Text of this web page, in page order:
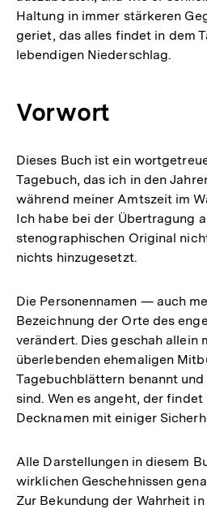
Haltung in immer stärkeren
geriet, das alles findet in dem
lebendigen Niederschlag.
Vorwort
Dieses Buch ist ein
Tagebuch, das ich in den
während meiner Amtszeit im
Ich habe bei der Übertragung
stenographischen Original
nichts hinzugesetzt.
Die Personennamen — auch
Bezeichnung der Orte des
verändert. Dies geschah allein
überlebenden ehemaligen
Tagebuchblättern benannt
sind. Wen es angeht, der
Decknamen mit einiger
Alle Darstellungen in diesem
wirklichen Geschehnissen
Zur Bekundung der Wahrheit